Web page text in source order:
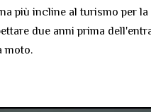
più incline al turismo per la
due anni prima
moto.